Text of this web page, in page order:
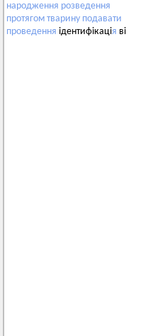
народження розведення
протягом тварину подавати
проведення ідентифікація ві